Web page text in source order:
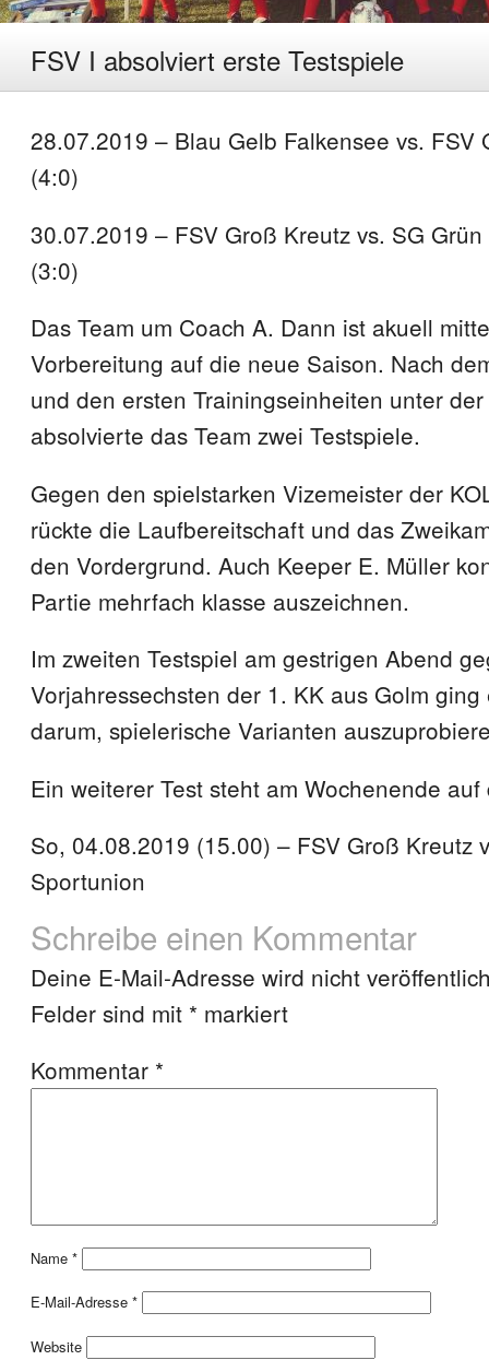
FSV I absolviert erste Testspiele
28.07.2019 – Blau Gelb Falkensee vs. FSV
(4:0)
30.07.2019 – FSV Groß Kreutz vs. SG
(3:0)
Das Team um Coach A. Dann ist akuell
Vorbereitung auf die neue Saison. Nach
und den ersten Trainingseinheiten unter
absolvierte das Team zwei Testspiele.
Gegen den spielstarken Vizemeister der
rückte die Laufbereitschaft und das
den Vordergrund. Auch Keeper E. Müller
Partie mehrfach klasse auszeichnen.
Im zweiten Testspiel am gestrigen Abend
Vorjahressechsten der 1. KK aus Golm
darum, spielerische Varianten
Ein weiterer Test steht am Wochenende
So, 04.08.2019 (15.00) – FSV Groß Kreutz
Sportunion
Schreibe einen Kommentar
Deine E-Mail-Adresse wird nicht
Felder sind mit * markiert
Kommentar *
Name *
E-Mail-Adresse *
Website